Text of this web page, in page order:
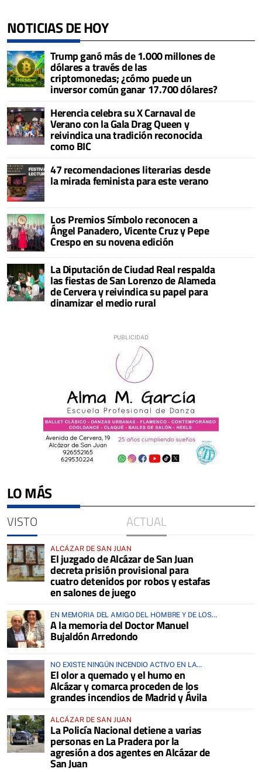
NOTICIAS DE HOY
Trump ganó más de 1.000 millones de
dólares a través de las
criptomonedas; ¿cómo puede un
inversor común ganar 17.700 dólares?
Herencia celebra su X Carnaval de
Verano con la Gala Drag Queen y
reivindica una tradición reconocida
como BIC
47 recomendaciones literarias desde
la mirada feminista para este verano
Los Premios Símbolo reconocen a
Ángel Panadero, Vicente Cruz y Pepe
Crespo en su novena edición
La Diputación de Ciudad Real respalda
las fiestas de San Lorenzo de Alameda
de Cervera y reivindica su papel para
dinamizar el medio rural
LO MÁS
VISTO ACTUAL
ALCÁZAR DE SAN JUAN
El juzgado de Alcázar de San Juan
decreta prisión provisional para
cuatro detenidos por robos y estafas
en salones de juego
EN MEMORIA DEL AMIGO DEL HOMBRE Y DE LOS
ANIMALES
A la memoria del Doctor Manuel
Bujaldón Arredondo
NO EXISTE NINGÚN INCENDIO ACTIVO EN LA
COMARCA
El olor a quemado y el humo en
Alcázar y comarca proceden de los
grandes incendios de Madrid y Ávila
ALCÁZAR DE SAN JUAN
La Policía Nacional detiene a varias
personas en La Pradera por la
agresión a dos agentes en Alcázar de
San Juan